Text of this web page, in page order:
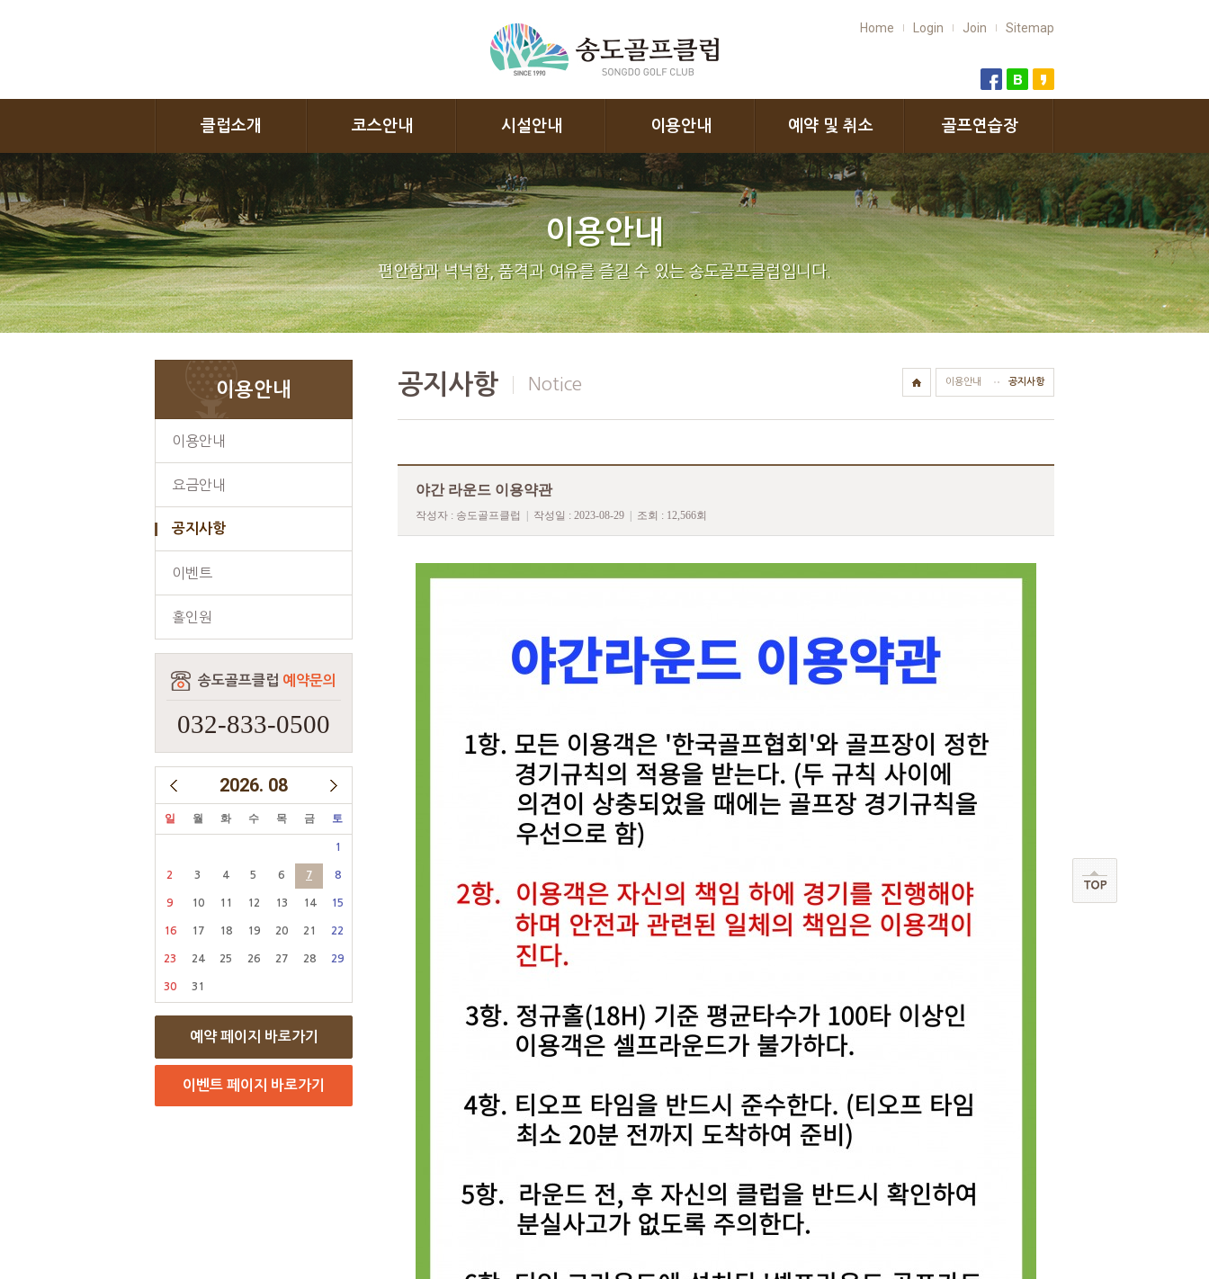
Home Login Join Sitemap
클럽소개 코스안내 시설안내 이용안내 예약 및 취소 골프연습장
이용안내
편안함과 넉넉함, 품격과 여유를 즐길 수 있는 송도골프클럽입니다.
이용안내
이용안내
요금안내
공지사항
이벤트
홀인원
송도골프클럽 예약문의
032-833-0500
2026. 08
일 월 화 수 목 금 토
1
2 3 4 5 6 7 8
9 10 11 12 13 14 15
16 17 18 19 20 21 22
23 24 25 26 27 28 29
30 31
예약 페이지 바로가기
이벤트 페이지 바로가기
공지사항 Notice 이용안내 공지사항
야간 라운드 이용약관
작성자 : 송도골프클럽 작성일 : 2023-08-29 조회 : 12,566회